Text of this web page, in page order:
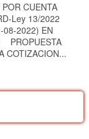
CUENTA
Ley 13/2022
08-2022) EN
PROPUESTA
COTIZACION...